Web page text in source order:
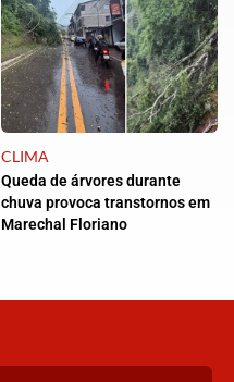
CLIMA
Queda de árvores durante
chuva provoca transtornos em
Marechal Floriano